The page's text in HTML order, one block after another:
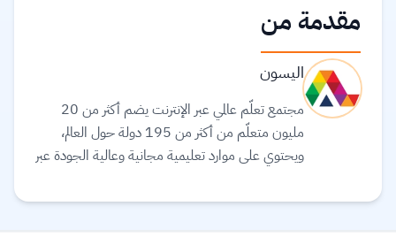
مقدمة من
اليسون
مجتمع تعلّم عالمي عبر الإنترنت يضم أكثر من 20
مليون متعلّم من أكثر من 195 دولة حول العالم،
ويحتوي على موارد تعليمية مجانية وعالية الجودة عبر
ومعتمدة لسوق العمل. وهم ملتزمون بتحقيق